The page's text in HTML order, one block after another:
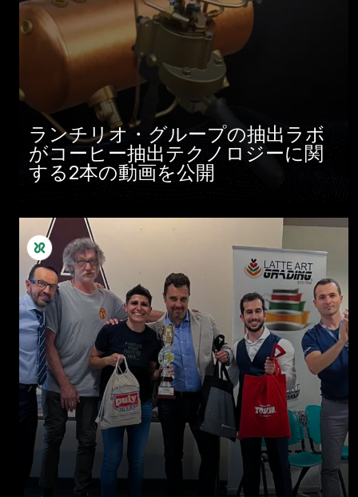
ランチリオ・グループの抽出ラボ
がコーヒー抽出テクノロジーに関
する2本の動画を公開